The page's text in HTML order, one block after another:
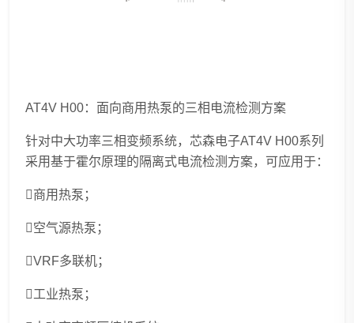
AT4V H00：面向商用热泵的三相电流检测方案
针对中大功率三相变频系统，芯森电子AT4V H00系列
采用基于霍尔原理的隔离式电流检测方案，可应用于：
商用热泵；
空气源热泵；
VRF多联机；
工业热泵；